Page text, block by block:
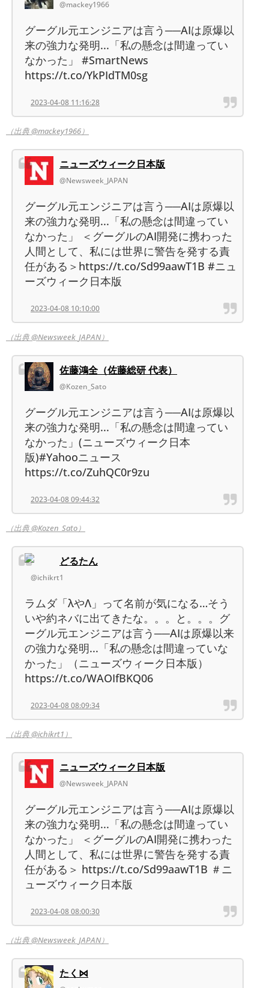
@mackey1966
グーグル元エンジニアは言う──AIは原爆以
来の強力な発明...「私の懸念は間違ってい
なかった」 #SmartNews
https://t.co/YkPIdTM0sg
2023-04-08 11:16:28
（出典 @mackey1966）
ニューズウィーク日本版
@Newsweek_JAPAN
グーグル元エンジニアは言う──AIは原爆以
来の強力な発明...「私の懸念は間違ってい
なかった」 ＜グーグルのAI開発に携わった
人間として、私には世界に警告を発する責
任がある＞https://t.co/Sd99aawT1B #ニュ
ーズウィーク日本版
2023-04-08 10:10:00
（出典 @Newsweek_JAPAN）
佐藤鴻全（佐藤総研 代表）
@Kozen_Sato
グーグル元エンジニアは言う──AIは原爆以
来の強力な発明...「私の懸念は間違ってい
なかった」(ニューズウィーク日本
版)#Yahooニュース
https://t.co/ZuhQC0r9zu
2023-04-08 09:44:32
（出典 @Kozen_Sato）
どるたん
@ichikrt1
ラムダ「λやΛ」って名前が気になる…そう
いや約ネバに出てきたな。。。と。。。グ
ーグル元エンジニアは言う──AIは原爆以来
の強力な発明...「私の懸念は間違っていな
かった」（ニューズウィーク日本版）
https://t.co/WAOIfBKQ06
2023-04-08 08:09:34
（出典 @ichikrt1）
ニューズウィーク日本版
@Newsweek_JAPAN
グーグル元エンジニアは言う──AIは原爆以
来の強力な発明...「私の懸念は間違ってい
なかった」 ＜グーグルのAI開発に携わった
人間として、私には世界に警告を発する責
任がある＞ https://t.co/Sd99aawT1B ＃ニ
ューズウィーク日本版
2023-04-08 08:00:30
（出典 @Newsweek_JAPAN）
たく⋈